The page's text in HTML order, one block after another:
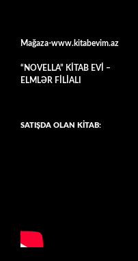
Mağaza-www.kitabevim.az
“NOVELLA” KİTAB EVİ –
ELMLƏR FİLİALI
SATIŞDA OLAN KİTAB: